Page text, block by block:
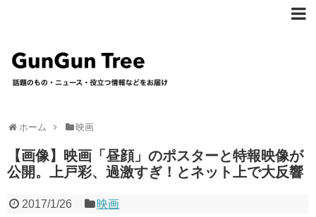
ホーム 映画
【画像】映画「昼顔」のポスターと特報映像が
公開。上戸彩、過激すぎ！とネット上で大反響
2017/1/26 映画